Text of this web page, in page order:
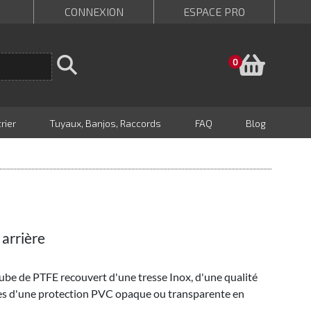
CONNEXION ESPACE PRO
0
Tuyaux, Banjos, Raccords FAQ Blog
de PTFE recouvert d'une tresse Inox, d'une qualité
d'une protection PVC opaque ou transparente en